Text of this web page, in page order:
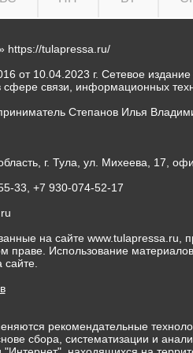
https://tulapressa.ru/
от 10.04.2023 г. Сетевое издание
связи, информационных
Степанов Илья
г. Тула, ул. Михеева, 17,
33, +7 930-074-52-17
на сайте www.tulapressa.ru,
праве. Использование
рекомендательные
сбора, систематизации и